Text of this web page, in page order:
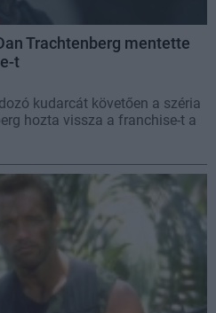
Trachtenberg mentette
t
kudarcát követően a széria
hozta vissza a franchise-t a